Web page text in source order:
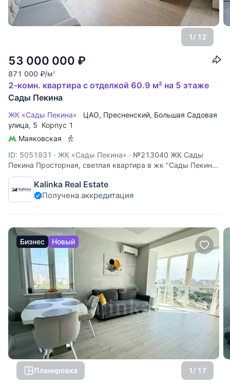
1 / 12
53 000 000 ₽
871 000 ₽/м2
2-комн. квартира с отделкой 60.9 м² на 5 этаже
Сады Пекина
ЖК «Сады Пекина» ЦАО, Пресненский, Большая Садовая
улица, 5 Корпус 1
Маяковская
ID: 5051931 · ЖК «Сады Пекина» · №213040 ЖК Сады
Пекина Просторная, светлая квартира в жк "Сады Пекина"
Планировочное решение предусматривает: большой зал-
кухню с распашными, панорамными окнами в пол в
формате французского балкона, просторную спальню с
Kalinka Real Estate
Получена аккредитация
Бизнес Новый
Планировка 1/ 17